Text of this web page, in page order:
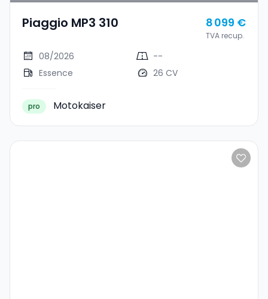
Piaggio MP3 310 8 099 €
TVA recup.
08/2026
--
Essence
26 CV
pro Motokaiser